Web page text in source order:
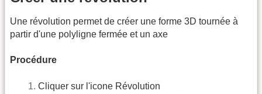
Une révolution permet de créer une forme 3D tournée à
partir d'une polyligne fermée et un axe
Procédure
Cliquer sur l'icone Révolution